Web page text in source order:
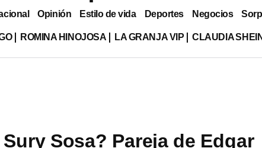
Opinión Estilo de vida Deportes Negocios
ROMINA HINOJOSA LA GRANJA VIP CLAUDIA
Sosa? Pareja de Edgar